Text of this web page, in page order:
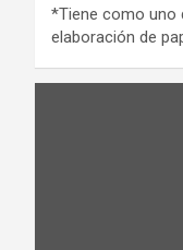
*Tiene como uno
elaboración de